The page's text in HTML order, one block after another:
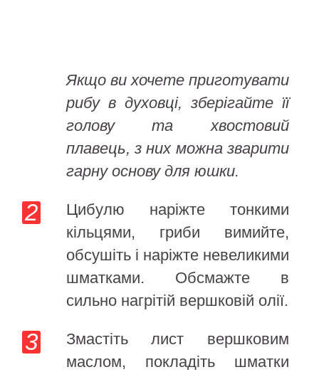
Якщо ви хочете приготувати
рибу в духовці, зберігайте її
голову та хвостовий
плавець, з них можна зварити
гарну основу для юшки.
Цибулю наріжте тонкими
кільцями, гриби вимийте,
обсушіть і наріжте невеликими
шматками. Обсмажте в
сильно нагрітій вершковій олії.
Змастіть лист вершковим
маслом, покладіть шматки